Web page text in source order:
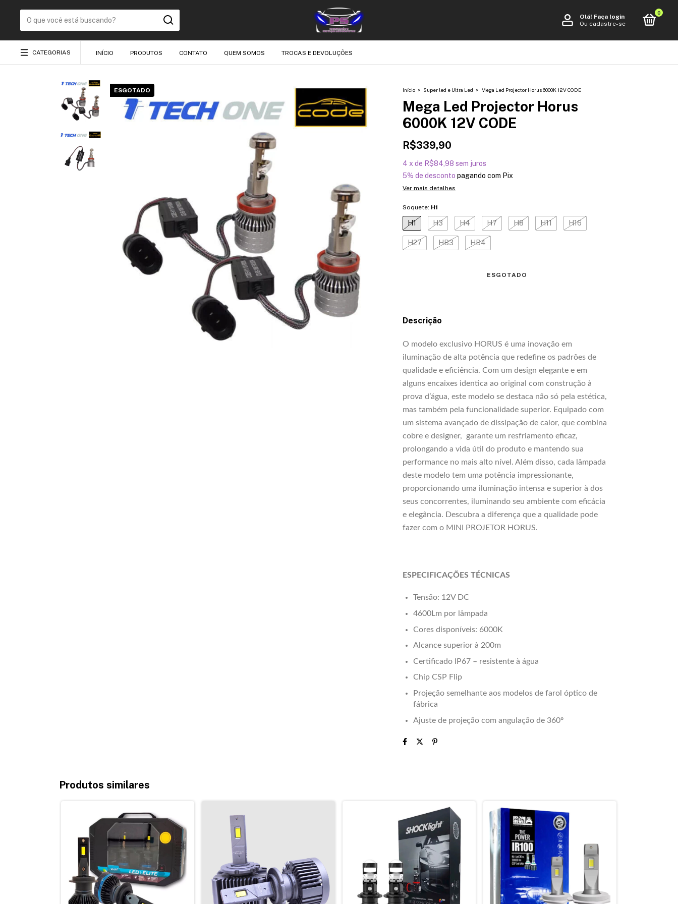
Olá! Faça login
Ou cadastre-se
0
CATEGORIAS INÍCIO PRODUTOS CONTATO QUEM SOMOS TROCAS E DEVOLUÇÕES
ESGOTADO Início > Super led e Ultra Led > Mega Led Projector Horus 6000K 12V CODE
Mega Led Projector Horus
6000K 12V CODE
R$339,90
4 x de R$84,98 sem juros
5% de desconto pagando com Pix
Ver mais detalhes
Soquete: H1
H1 H3 H4 H7 H8 H11 H16
H27 HB3 HB4
Descrição
O modelo exclusivo HORUS é uma inovação em
iluminação de alta potência que redefine os padrões de
qualidade e eficiência. Com um design elegante e em
alguns encaixes identica ao original com construção à
prova d’água, este modelo se destaca não só pela estética,
mas também pela funcionalidade superior. Equipado com
um sistema avançado de dissipação de calor, que combina
cobre e designer, garante um resfriamento eficaz,
prolongando a vida útil do produto e mantendo sua
performance no mais alto nível. Além disso, cada lâmpada
deste modelo tem uma potência impressionante,
proporcionando uma iluminação intensa e superior à dos
seus concorrentes, iluminando seu ambiente com eficácia
e elegância. Descubra a diferença que a qualidade pode
fazer com o MINI PROJETOR HORUS.
ESPECIFICAÇÕES TÉCNICAS
Tensão: 12V DC
4600Lm por lâmpada
Cores disponíveis: 6000K
Alcance superior à 200m
Certificado IP67 – resistente à água
Chip CSP Flip
Projeção semelhante aos modelos de farol óptico de
fábrica
Ajuste de projeção com angulação de 360º
Produtos similares